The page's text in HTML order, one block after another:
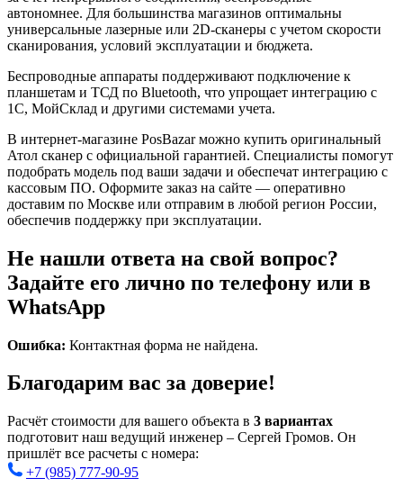
автономнее. Для большинства магазинов оптимальны
универсальные лазерные или 2D-сканеры с учетом скорости
сканирования, условий эксплуатации и бюджета.
Беспроводные аппараты поддерживают подключение к
планшетам и ТСД по Bluetooth, что упрощает интеграцию с
1С, МойСклад и другими системами учета.
В интернет-магазине PosBazar можно купить оригинальный
Атол сканер с официальной гарантией. Специалисты помогут
подобрать модель под ваши задачи и обеспечат интеграцию с
кассовым ПО. Оформите заказ на сайте — оперативно
доставим по Москве или отправим в любой регион России,
обеспечив поддержку при эксплуатации.
Не нашли ответа на свой вопрос?
Задайте его лично по телефону или в
WhatsApp
Ошибка: Контактная форма не найдена.
Благодарим вас за доверие!
Расчёт стоимости для вашего объекта в 3 вариантах
подготовит наш ведущий инженер – Сергей Громов. Он
пришлёт все расчеты с номера:
+7 (985) 777-90-95